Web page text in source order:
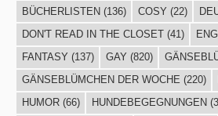
BÜCHERLISTEN(136) COSY (22)
DON'T READ IN THE CLOSET(41)
FANTASY (137) GAY (820)
GÄNSEBLÜMCHEN DER WOCHE (220)
HUMOR(66) HUNDEBEGEGNUNGEN